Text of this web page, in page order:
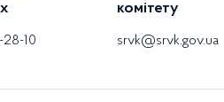
28-10
комітету
srvk@srvk.gov.ua